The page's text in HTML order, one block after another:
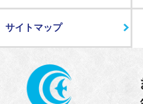
サイトマップ